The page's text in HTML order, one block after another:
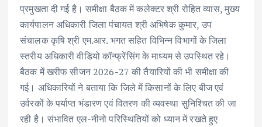
प्रमुखता दी गई है। समीक्षा बैठक में कलेक्टर श्री रोहित व्यास, मुख्य
कार्यपालन अधिकारी जिला पंचायत श्री अभिषेक कुमार, उप
संचालक कृषि श्री एम.आर. भगत सहित विभिन्न विभागों के जिला
स्तरीय अधिकारी वीडियो कॉन्फ्रेंसिंग के माध्यम से उपस्थित रहे।
बैठक में खरीफ सीजन 2026-27 की तैयारियों की भी समीक्षा की
गई। अधिकारियों ने बताया कि जिले में किसानों के लिए बीज एवं
उर्वरकों के पर्याप्त भंडारण एवं वितरण की व्यवस्था सुनिश्चित की जा
रही है। संभावित एल-नीनो परिस्थितियों को ध्यान में रखते हुए